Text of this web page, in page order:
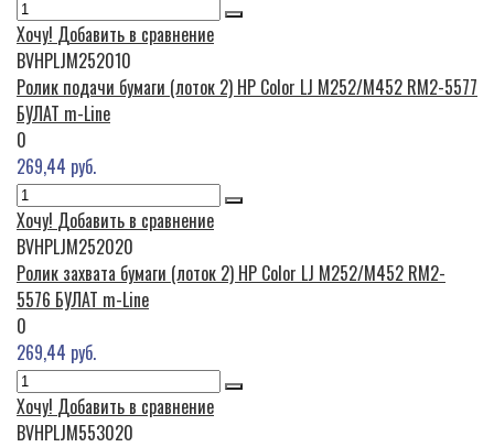
Хочу! Добавить в сравнение
BVHPLJM252010
Ролик подачи бумаги (лоток 2) HP Color LJ M252/M452 RM2-5577
БУЛАТ m-Line
0
269,44 руб.
Хочу! Добавить в сравнение
BVHPLJM252020
Ролик захвата бумаги (лоток 2) HP Color LJ M252/M452 RM2-
5576 БУЛАТ m-Line
0
269,44 руб.
Хочу! Добавить в сравнение
BVHPLJM553020